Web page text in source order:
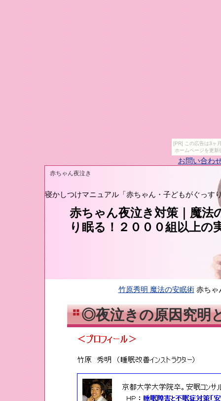
[PR] この広告は3ヶ
ホームページを更
赤ちゃん夜泣き
赤ちゃん夜泣き対策｜魔法
り眠る！２０００組以上の
寝かしつけマニュアル「赤ちゃん・子どもがぐっす
竹原秀明 魔法の安眠術赤ちゃ
◎夜泣きの原因究明
お問い合わ
サイト訪
ランキン